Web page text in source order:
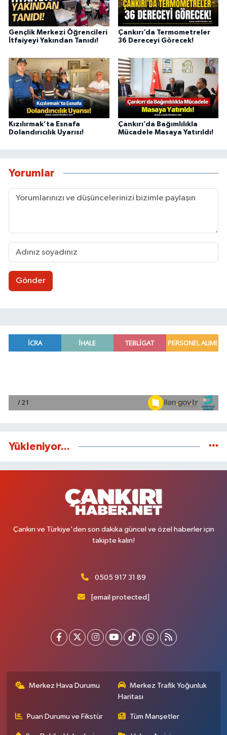
Gençlik Merkezi Öğrencileri
İtfaiyeyi Yakından Tanıdı!
Çankırı’da Termometreler
36 Dereceyi Görecek!
Kızılırmak’ta Esnafa
Dolandırıcılık Uyarısı!
Çankırı’da Bağımlılıkla
Mücadele Masaya Yatırıldı!
Yorumlar
Gönder
Yükleniyor...
Çankırı ve Türkiye'den son dakika güncel ve özel haberler için
takipte kalın!
0505 917 31 89
[email protected]
Merkez Hava Durumu
Merkez Trafik Yoğunluk
Haritası
Puan Durumu ve Fikstür Tüm Manşetler